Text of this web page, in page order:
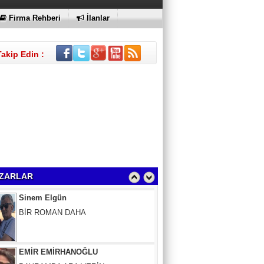
Firma Rehberi İlanlar
Edin :
BİR ROMAN DAHA